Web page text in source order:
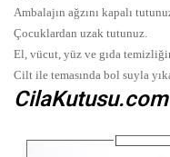
Ambalajın ağzını kapalı
Çocuklardan uzak tutunuz.
El, vücut, yüz ve gıda
Cilt ile temasında bol suyla